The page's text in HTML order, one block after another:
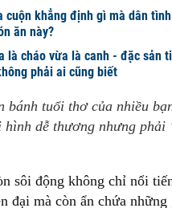
cuộn khẳng định gì mà dân
ăn này?
là cháo vừa là canh - đặc sản
phải ai cũng biết
bánh tuổi thơ của nhiều
dễ thương nhưng phải
sôi động không chỉ nổi
đại mà còn ẩn chứa